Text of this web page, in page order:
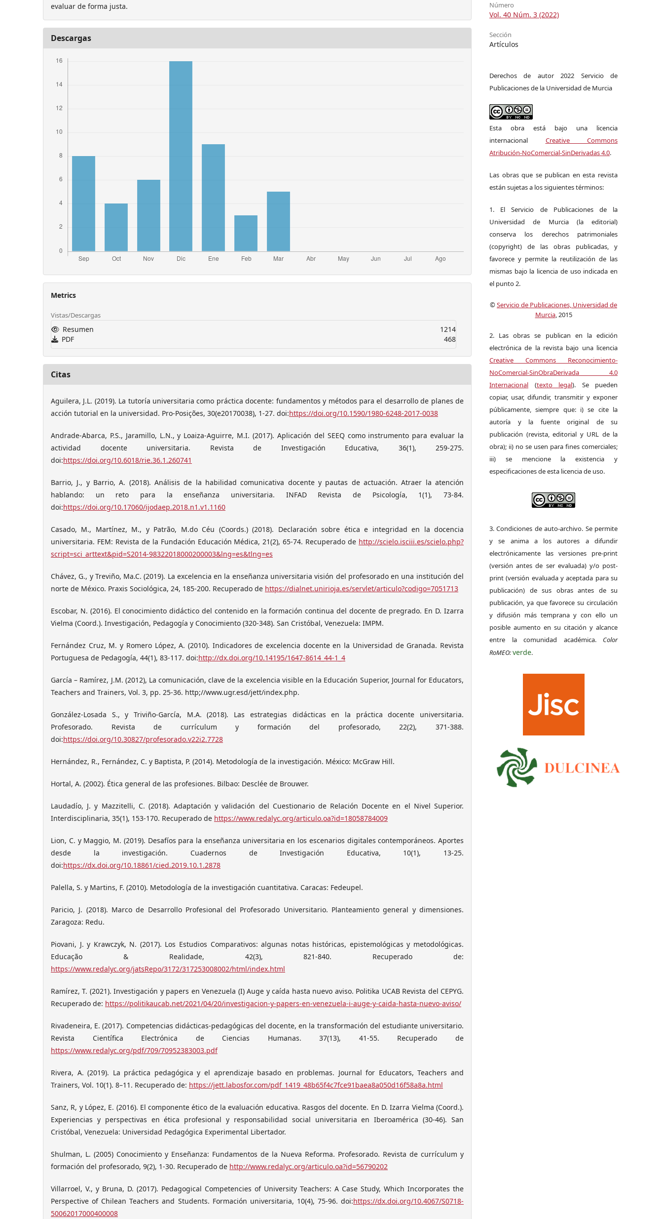
evaluar de forma justa.
Descargas
Metrics
Vistas/Descargas
Resumen
1214
PDF
468
Citas
Aguilera, J.L. (2019). La tutoría universitaria como práctica docente: fundamentos y métodos para el desarrollo de planes de
acción tutorial en la universidad. Pro-Posições, 30(e20170038), 1-27. doi:https://doi.org/10.1590/1980-6248-2017-0038
Andrade-Abarca, P.S., Jaramillo, L.N., y Loaiza-Aguirre, M.I. (2017). Aplicación del SEEQ como instrumento para evaluar la
actividad docente universitaria. Revista de Investigación Educativa, 36(1), 259-275.
doi:https://doi.org/10.6018/rie.36.1.260741
Barrio, J., y Barrio, A. (2018). Análisis de la habilidad comunicativa docente y pautas de actuación. Atraer la atención
hablando: un reto para la enseñanza universitaria. INFAD Revista de Psicología, 1(1), 73-84.
doi:https://doi.org/10.17060/ijodaep.2018.n1.v1.1160
Casado, M., Martínez, M., y Patrão, M.do Céu (Coords.) (2018). Declaración sobre ética e integridad en la docencia
universitaria. FEM: Revista de la Fundación Educación Médica, 21(2), 65-74. Recuperado de http://scielo.isciii.es/scielo.php?
script=sci_arttext&pid=S2014-98322018000200003&lng=es&tlng=es
Chávez, G., y Treviño, Ma.C. (2019). La excelencia en la enseñanza universitaria visión del profesorado en una institución del
norte de México. Praxis Sociológica, 24, 185-200. Recuperado de https://dialnet.unirioja.es/servlet/articulo?codigo=7051713
Escobar, N. (2016). El conocimiento didáctico del contenido en la formación continua del docente de pregrado. En D. Izarra
Vielma (Coord.). Investigación, Pedagogía y Conocimiento (320-348). San Cristóbal, Venezuela: IMPM.
Fernández Cruz, M. y Romero López, A. (2010). Indicadores de excelencia docente en la Universidad de Granada. Revista
Portuguesa de Pedagogía, 44(1), 83-117. doi:http://dx.doi.org/10.14195/1647-8614_44-1_4
García – Ramírez, J.M. (2012), La comunicación, clave de la excelencia visible en la Educación Superior, Journal for Educators,
Teachers and Trainers, Vol. 3, pp. 25-36. http;//www.ugr.esd/jett/index.php.
González-Losada S., y Triviño-García, M.A. (2018). Las estrategias didácticas en la práctica docente universitaria.
Profesorado. Revista de currículum y formación del profesorado, 22(2), 371-388.
doi:https://doi.org/10.30827/profesorado.v22i2.7728
Hernández, R., Fernández, C. y Baptista, P. (2014). Metodología de la investigación. México: McGraw Hill.
Hortal, A. (2002). Ética general de las profesiones. Bilbao: Desclée de Brouwer.
Laudadío, J. y Mazzitelli, C. (2018). Adaptación y validación del Cuestionario de Relación Docente en el Nivel Superior.
Interdisciplinaria, 35(1), 153-170. Recuperado de https://www.redalyc.org/articulo.oa?id=18058784009
Lion, C. y Maggio, M. (2019). Desafíos para la enseñanza universitaria en los escenarios digitales contemporáneos. Aportes
desde la investigación. Cuadernos de Investigación Educativa, 10(1), 13-25.
doi:https://dx.doi.org/10.18861/cied.2019.10.1.2878
Palella, S. y Martins, F. (2010). Metodología de la investigación cuantitativa. Caracas: Fedeupel.
Paricio, J. (2018). Marco de Desarrollo Profesional del Profesorado Universitario. Planteamiento general y dimensiones.
Zaragoza: Redu.
Piovani, J. y Krawczyk, N. (2017). Los Estudios Comparativos: algunas notas históricas, epistemológicas y metodológicas.
Educação & Realidade, 42(3), 821-840. Recuperado de:
https://www.redalyc.org/jatsRepo/3172/317253008002/html/index.html
Ramírez, T. (2021). Investigación y papers en Venezuela (I) Auge y caída hasta nuevo aviso. Politika UCAB Revista del CEPYG.
Recuperado de: https://politikaucab.net/2021/04/20/investigacion-y-papers-en-venezuela-i-auge-y-caida-hasta-nuevo-aviso/
Rivadeneira, E. (2017). Competencias didácticas-pedagógicas del docente, en la transformación del estudiante universitario.
Revista Científica Electrónica de Ciencias Humanas. 37(13), 41-55. Recuperado de
https://www.redalyc.org/pdf/709/70952383003.pdf
Rivera, A. (2019). La práctica pedagógica y el aprendizaje basado en problemas. Journal for Educators, Teachers and
Trainers, Vol. 10(1). 8–11. Recuperado de: https://jett.labosfor.com/pdf_1419_48b65f4c7fce91baea8a050d16f58a8a.html
Sanz, R, y López, E. (2016). El componente ético de la evaluación educativa. Rasgos del docente. En D. Izarra Vielma (Coord.).
Experiencias y perspectivas en ética profesional y responsabilidad social universitaria en Iberoamérica (30-46). San
Cristóbal, Venezuela: Universidad Pedagógica Experimental Libertador.
Shulman, L. (2005) Conocimiento y Enseñanza: Fundamentos de la Nueva Reforma. Profesorado. Revista de currículum y
formación del profesorado, 9(2), 1-30. Recuperado de http://www.redalyc.org/articulo.oa?id=56790202
Villarroel, V., y Bruna, D. (2017). Pedagogical Competencies of University Teachers: A Case Study, Which Incorporates the
Perspective of Chilean Teachers and Students. Formación universitaria, 10(4), 75-96. doi:https://dx.doi.org/10.4067/S0718-
50062017000400008
Número
Vol. 40 Núm. 3 (2022)
Sección
Artículos
Derechos de autor 2022 Servicio de
Publicaciones de la Universidad de Murcia
Esta obra está bajo una licencia
internacional Creative Commons
Atribución-NoComercial-SinDerivadas 4.0.
Las obras que se publican en esta revista
están sujetas a los siguientes términos:
1. El Servicio de Publicaciones de la
Universidad de Murcia (la editorial)
conserva los derechos patrimoniales
(copyright) de las obras publicadas, y
favorece y permite la reutilización de las
mismas bajo la licencia de uso indicada en
el punto 2.
©Servicio de Publicaciones, Universidad de
Murcia, 2015
2. Las obras se publican en la edición
electrónica de la revista bajo una licencia
Creative Commons Reconocimiento-
NoComercial-SinObraDerivada 4.0
Internacional (texto legal). Se pueden
copiar, usar, difundir, transmitir y exponer
públicamente, siempre que: i) se cite la
autoría y la fuente original de su
publicación (revista, editorial y URL de la
obra); ii) no se usen para fines comerciales;
iii) se mencione la existencia y
especificaciones de esta licencia de uso.
3. Condiciones de auto-archivo. Se permite
y se anima a los autores a difundir
electrónicamente las versiones pre-print
(versión antes de ser evaluada) y/o post-
print (versión evaluada y aceptada para su
publicación) de sus obras antes de su
publicación, ya que favorece su circulación
y difusión más temprana y con ello un
posible aumento en su citación y alcance
entre la comunidad académica. Color
RoMEO:verde.